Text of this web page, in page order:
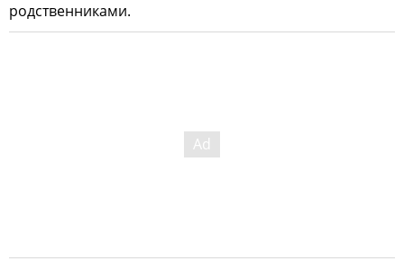
родственниками.